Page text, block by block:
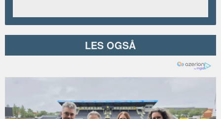
LES OGSÅ